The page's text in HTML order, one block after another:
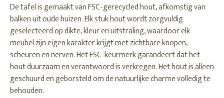
De tafel is gemaakt van FSC-gerecycled hout, afkomstig van
balken uit oude huizen. Elk stuk hout wordt zorgvuldig
geselecteerd op dikte, kleur en uitstraling, waardoor elk
meubel zijn eigen karakter krijgt met zichtbare knopen,
scheuren en nerven. Het FSC-keurmerk garandeert dat het
hout duurzaam en verantwoord is verkregen. Het hout is alleen
geschuurd en geborsteld om de natuurlijke charme volledig te
behouden.